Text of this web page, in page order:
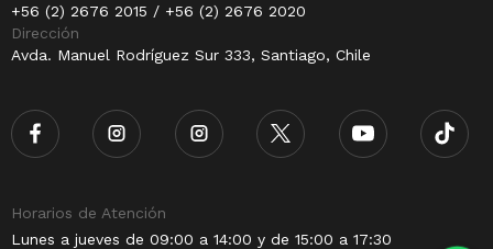
+56 (2) 2676 2015 / +56 (2) 2676 2020
Dirección
Avda. Manuel Rodríguez Sur 333, Santiago, Chile
Horarios de Atención
Lunes a jueves de 09:00 a 14:00 y de 15:00 a 17:30